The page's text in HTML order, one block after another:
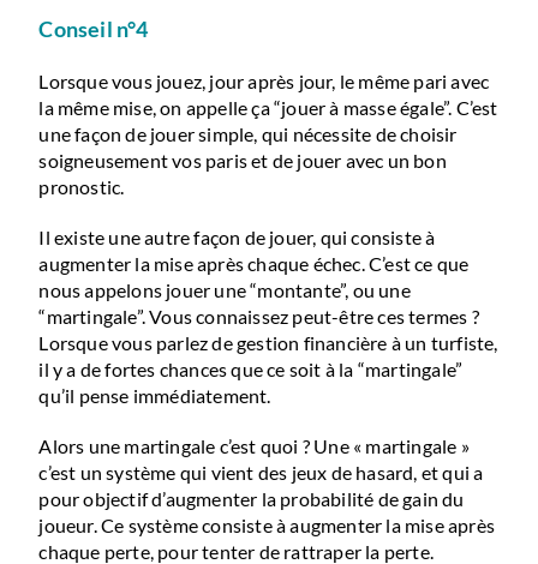
Conseil n°4
Lorsque vous jouez, jour après jour, le même pari avec
la même mise, on appelle ça “jouer à masse égale”. C’est
une façon de jouer simple, qui nécessite de choisir
soigneusement vos paris et de jouer avec un bon
pronostic.
Il existe une autre façon de jouer, qui consiste à
augmenter la mise après chaque échec. C’est ce que
nous appelons jouer une “montante”, ou une
“martingale”. Vous connaissez peut-être ces termes ?
Lorsque vous parlez de gestion financière à un turfiste,
il y a de fortes chances que ce soit à la “martingale”
qu’il pense immédiatement.
Alors une martingale c’est quoi ? Une « martingale »
c’est un système qui vient des jeux de hasard, et qui a
pour objectif d’augmenter la probabilité de gain du
joueur. Ce système consiste à augmenter la mise après
chaque perte, pour tenter de rattraper la perte.